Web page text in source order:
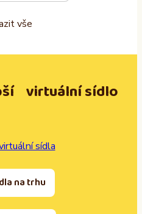
vše
virtuální sídlo
sídla
na trhu